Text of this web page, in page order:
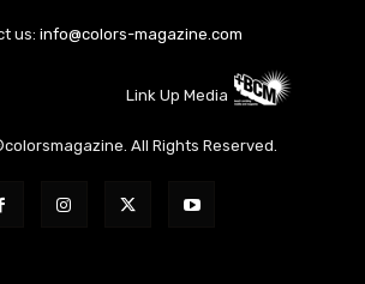
us: info@colors-magazine.com
Link Up Media
All Rights Reserved.